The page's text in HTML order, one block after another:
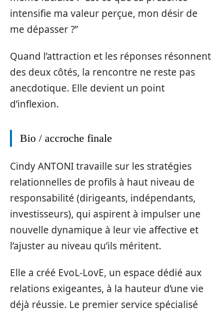
intensifie ma valeur perçue, mon désir de
me dépasser ?”
Quand l’attraction et les réponses résonnent
des deux côtés, la rencontre ne reste pas
anecdotique. Elle devient un point
d’inflexion.
Bio / accroche finale
Cindy ANTONI travaille sur les stratégies
relationnelles de profils à haut niveau de
responsabilité (dirigeants, indépendants,
investisseurs), qui aspirent à impulser une
nouvelle dynamique à leur vie affective et
l’ajuster au niveau qu’ils méritent.
Elle a créé EvoL-LovE, un espace dédié aux
relations exigeantes, à la hauteur d’une vie
déjà réussie. Le premier service spécialisé